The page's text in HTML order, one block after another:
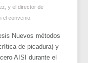
y el director de
el convenio.
Nuevos métodos
de picadura) y
AISI durante el